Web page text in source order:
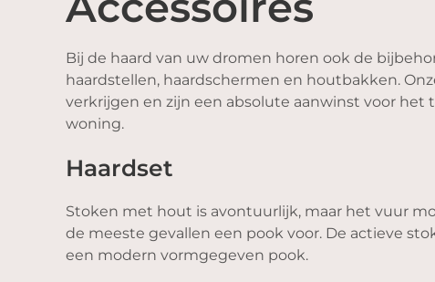
Bij de haard van uw dromen horen ook de
haardstellen, haardschermen en houtbakken.
verkrijgen en zijn een absolute aanwinst voor het
woning.
Haardset
Stoken met hout is avontuurlijk, maar het vuur
de meeste gevallen een pook voor. De actieve
een modern vormgegeven pook.